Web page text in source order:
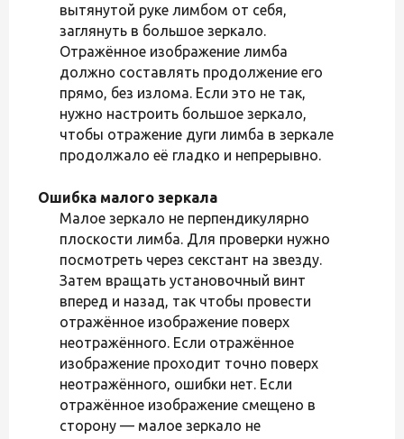
вытянутой руке лимбом от себя,
заглянуть в большое зеркало.
Отражённое изображение лимба
должно составлять продолжение его
прямо, без излома. Если это не так,
нужно настроить большое зеркало,
чтобы отражение дуги лимба в зеркале
продолжало её гладко и непрерывно.
Ошибка малого зеркала
Малое зеркало не перпендикулярно
плоскости лимба. Для проверки нужно
посмотреть через секстант на звезду.
Затем вращать установочный винт
вперед и назад, так чтобы провести
отражённое изображение поверх
неотражённого. Если отражённое
изображение проходит точно поверх
неотражённого, ошибки нет. Если
отражённое изображение смещено в
сторону — малое зеркало не